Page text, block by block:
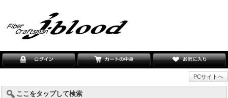
PCサイトへ
ここをタップして検索